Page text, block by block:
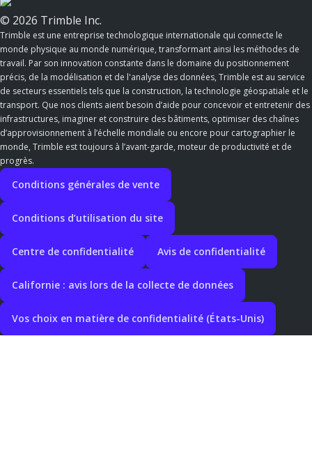
© 2026 Trimble Inc.
Trimble est une entreprise technologique internationale qui connecte le
monde physique au monde numérique, transformant ainsi les méthodes de
travail. Par son innovation constante dans le domaine du positionnement
précis, de la modélisation et de l'analyse des données, Trimble est au service
de secteurs essentiels tels que la construction, la technologie géospatiale et le
transport. Que nos clients aient besoin d’aide pour concevoir et entretenir des
infrastructures, imaginer et construire des bâtiments, optimiser des chaînes
d’approvisionnement à l’échelle mondiale ou encore pour cartographier le
monde, Trimble est toujours à l’avant-garde, moteur de productivité et de
progrès.
Conditions générales de vente
Conditions d’utilisation du site
Centre de confidentialité Avis de confidentialité
Californie : avis lors de la collecte de données
Vos choix en matière de confidentialité (États-Unis)